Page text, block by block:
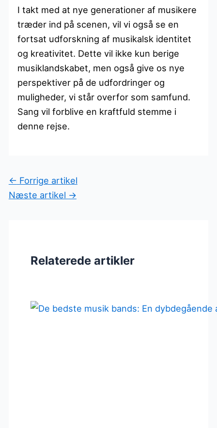
I takt med at nye generationer af musikere
træder ind på scenen, vil vi også se en
fortsat udforskning af musikalsk identitet
og kreativitet. Dette vil ikke kun berige
musiklandskabet, men også give os nye
perspektiver på de udfordringer og
muligheder, vi står overfor som samfund.
Sang vil forblive en kraftfuld stemme i
denne rejse.
← Forrige artikel
Næste artikel →
Relaterede artikler